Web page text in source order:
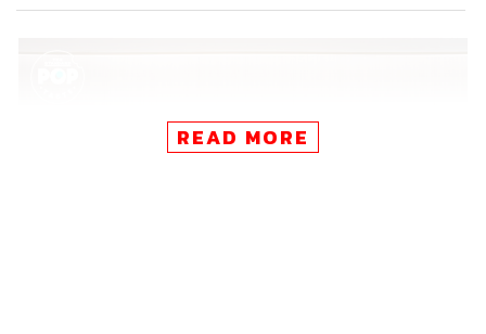
READ MORE